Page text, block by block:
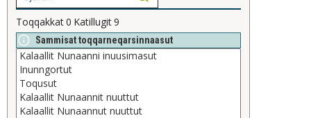
Toqqakkat0 Katillugit9
Sammisat toqqarneqarsinnaasut